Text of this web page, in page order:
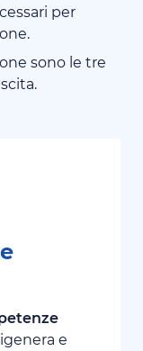
per
sono le tre
e